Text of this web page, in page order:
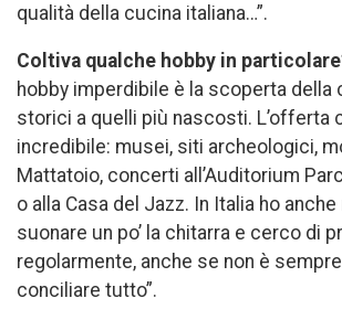
qualità della cucina italiana…”.
Coltiva qualche hobby in
hobby imperdibile è la scoperta della
storici a quelli più nascosti. L’offerta
incredibile: musei, siti archeologici,
Mattatoio, concerti all’Auditorium
o alla Casa del Jazz. In Italia ho
suonare un po’ la chitarra e cerco di
regolarmente, anche se non è
conciliare tutto”.